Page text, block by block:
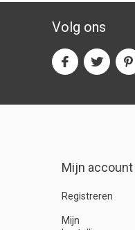
Volg ons
Mijn account
Registreren
Mijn